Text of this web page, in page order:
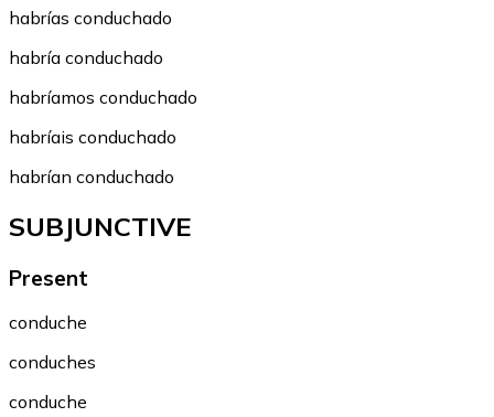
habrías conduchado
habría conduchado
habríamos conduchado
habríais conduchado
habrían conduchado
SUBJUNCTIVE
Present
conduche
conduches
conduche